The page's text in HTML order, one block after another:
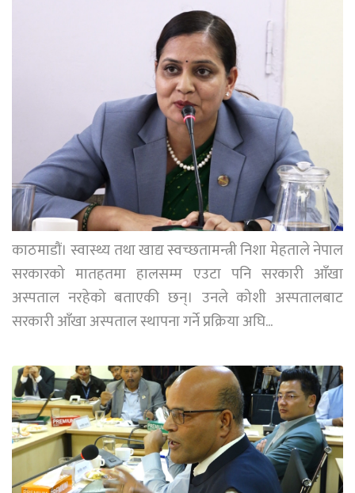
काठमाडौं। स्वास्थ्य तथा खाद्य स्वच्छतामन्त्री निशा मेहताले नेपाल
सरकारको मातहतमा हालसम्म एउटा पनि सरकारी आँखा
अस्पताल नरहेको बताएकी छन्। उनले कोशी अस्पतालबाट
सरकारी आँखा अस्पताल स्थापना गर्ने प्रक्रिया अघि...